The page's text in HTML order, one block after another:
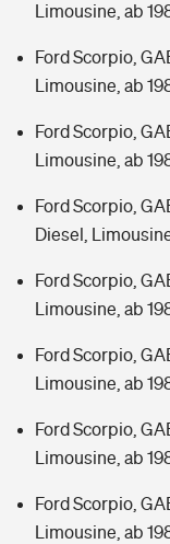
Limousine, ab
Ford Scorpio,
Limousine, ab
Ford Scorpio,
Limousine, ab
Ford Scorpio,
Diesel,
Ford Scorpio,
Limousine, ab
Ford Scorpio,
Limousine, ab
Ford Scorpio,
Limousine, ab
Ford Scorpio,
Limousine, ab